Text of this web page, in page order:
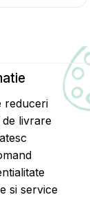
reduceri
de livrare
si service